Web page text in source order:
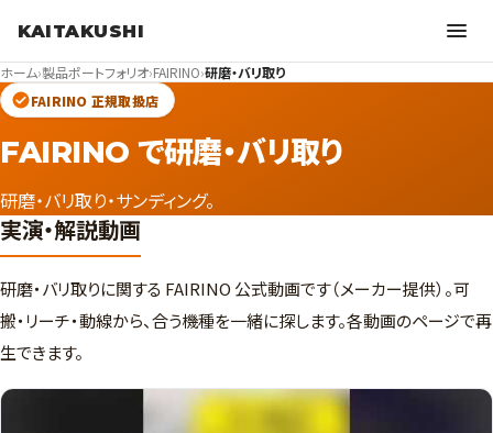
KAITAKUSHI
ホーム›製品ポートフォリオ›FAIRINO›研磨・バリ取り
FAIRINO 正規取扱店
FAIRINO で研磨・バリ取り
研磨・バリ取り・サンディング。
実演・解説動画
研磨・バリ取りに関する FAIRINO 公式動画です（メーカー提供）。可
搬・リーチ・動線から、合う機種を一緒に探します。各動画のページで再
生できます。